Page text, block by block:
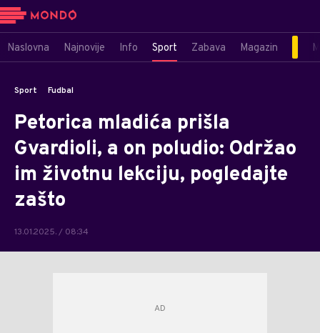
Naslovna Najnovije Info Sport Zabava Magazin
Sport Fudbal
Petorica mladića prišla
Gvardioli, a on poludio: Održao
im životnu lekciju, pogledajte
zašto
13.01.2025. / 08:34